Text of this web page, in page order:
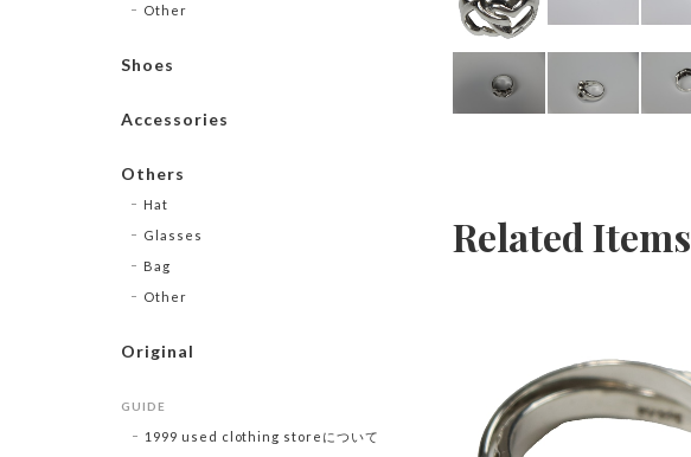
Related Items
Other
Shoes
Accessories
Others
Hat
Glasses
Bag
Other
Original
GUIDE
1999 used clothing storeについて